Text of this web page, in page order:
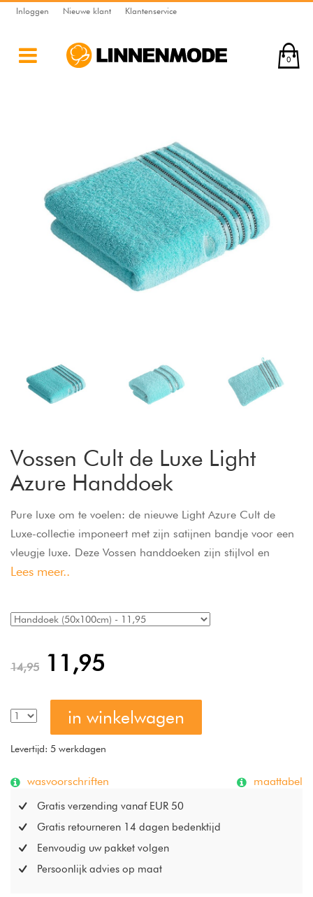
Inloggen Nieuwe klant Klantenservice
0
Vossen Cult de Luxe Light
Azure Handdoek
Pure luxe om te voelen: de nieuwe Light Azure Cult de
Luxe-collectie imponeert met zijn satijnen bandje voor een
vleugje luxe. Deze Vossen handdoeken zijn stijlvol en
elegant, een echte blikvanger. Dankzij de innovatieve
door een bijzonder zacht gevoel en een hoog
absorptievermogen. Kwaliteit: ca. 600 g / m²
Lees meer..
14,95 11,95
in winkelwagen
Levertijd: 5 werkdagen
wasvoorschriften maattabel
Gratis verzending vanaf EUR 50
Gratis retourneren 14 dagen bedenktijd
Eenvoudig uw pakket volgen
Persoonlijk advies op maat